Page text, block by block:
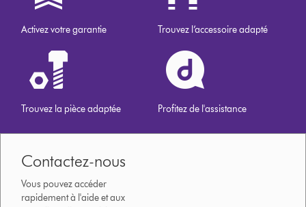
Activez votre garantie Trouvez l’accessoire adapté
Trouvez la pièce adaptée Profitez de l'assistance
Contactez-nous
Vous pouvez accéder
rapidement à l'aide et aux